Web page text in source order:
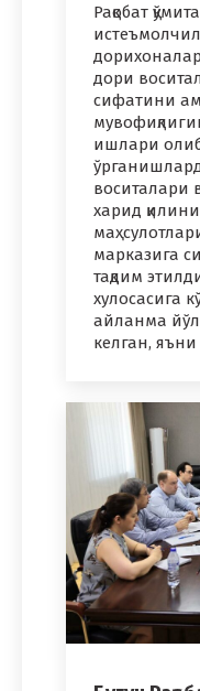
Рақобат
дори
сифатини
ишлари
воситалари
харид
марказига
тақдим
хулосасига
айланма
келган,